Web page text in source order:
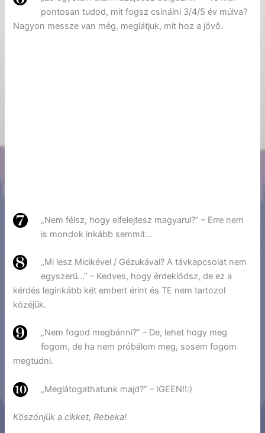
pontosan tudod, mit fogsz csinálni 3/4/5 év múlva?
Nagyon messze van még, meglátjuk, mit hoz a jövő.
„Nem félsz, hogy elfelejtesz magyarul?” – Erre nem
is mondok inkább semmit…
„Mi lesz Micikével / Gézukával? A távkapcsolat nem
egyszerű…” – Kedves, hogy érdeklődsz, de ez a
kérdés leginkább két embert érint és TE nem tartozol
közéjük.
„Nem fogod megbánni?” – De, lehet hogy meg
fogom, de ha nem próbálom meg, sosem fogom
megtudni.
„Meglátogathatunk majd?” – IGEEN!!:)
Köszönjük a cikket, Rebeka!